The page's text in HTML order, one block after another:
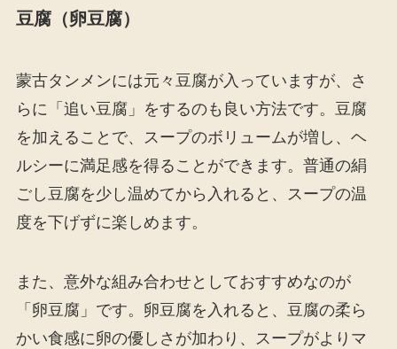
豆腐（卵豆腐）
蒙古タンメンには元々豆腐が入っていますが、さ
らに「追い豆腐」をするのも良い方法です。豆腐
を加えることで、スープのボリュームが増し、ヘ
ルシーに満足感を得ることができます。普通の絹
ごし豆腐を少し温めてから入れると、スープの温
度を下げずに楽しめます。
また、意外な組み合わせとしておすすめなのが
「卵豆腐」です。卵豆腐を入れると、豆腐の柔ら
かい食感に卵の優しさが加わり、スープがよりマ